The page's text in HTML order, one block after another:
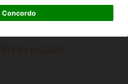
Concordo
Propriedade